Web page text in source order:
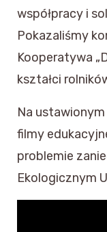
współpracy i
Pokazaliśmy
Kooperatywa
kształci
Na
filmy
problemie
Ekologicznym